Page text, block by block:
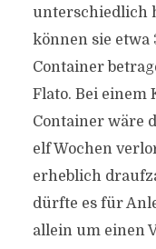
unterschiedlich
können sie etwa
Container
Flato. Bei einem
Container wäre
elf Wochen
erheblich
dürfte es für
allein um einen